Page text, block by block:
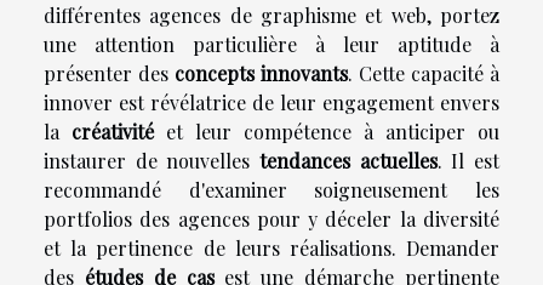
différentes agences de graphisme et web, portez
une attention particulière à leur aptitude à
présenter des concepts innovants. Cette capacité à
innover est révélatrice de leur engagement envers
la créativitéet leur compétence à anticiper ou
instaurer de nouvelles tendances actuelles. Il est
recommandé d'examiner soigneusement les
portfolios des agences pour y déceler la diversité
et la pertinence de leurs réalisations. Demander
des études de casest une démarche pertinente